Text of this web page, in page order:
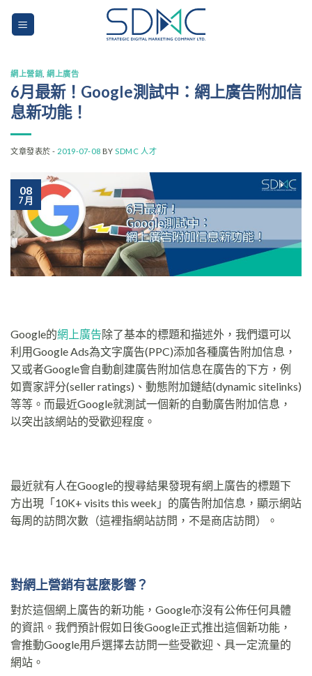
網上營銷 ,網上廣告
6月最新！Google測試中：網上廣告附加信
息新功能！
文章發表於 - 2019-07-08 BY SDMC 人才
08
7 月
Google的網上廣告除了基本的標題和描述外，我們還可以
利用Google Ads為文字廣告(PPC)添加各種廣告附加信息，
又或者Google會自動創建廣告附加信息在廣告的下方，例
如賣家評分(seller ratings)、動態附加鏈結(dynamic sitelinks)
等等。而最近Google就測試一個新的自動廣告附加信息，
以突出該網站的受歡迎程度。
最近就有人在Google的搜尋結果發現有網上廣告的標題下
方出現「10K+ visits this week」的廣告附加信息，顯示網站
每周的訪問次數（這裡指網站訪問，不是商店訪問）。
對網上營銷有甚麼影響？
對於這個網上廣告的新功能，Google亦沒有公佈任何具體
的資訊。我們預計假如日後Google正式推出這個新功能，
會推動Google用戶選擇去訪問一些受歡迎、具一定流量的
網站。